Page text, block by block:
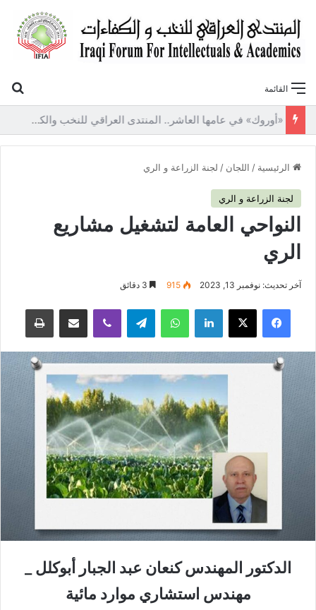
القائمة
«أوروك» في عامها العاشر.. المنتدى العراقي للنخب والكفاءات يصدر عددًا جديدًا ببحوث علمية تعالج قضايا الاقتصاد والطاقة
الرئيسية / اللجان / لجنة الزراعة و الري
لجنة الزراعة و الري
النواحي العامة لتشغيل مشاريع
الري
آخر تحديث: نوفمبر 13, 2023 915
فيسبوك لينكدإن واتساب
الدكتور المهندس كنعان عبد الجبار أبوكلل _
مهندس استشاري موارد مائية